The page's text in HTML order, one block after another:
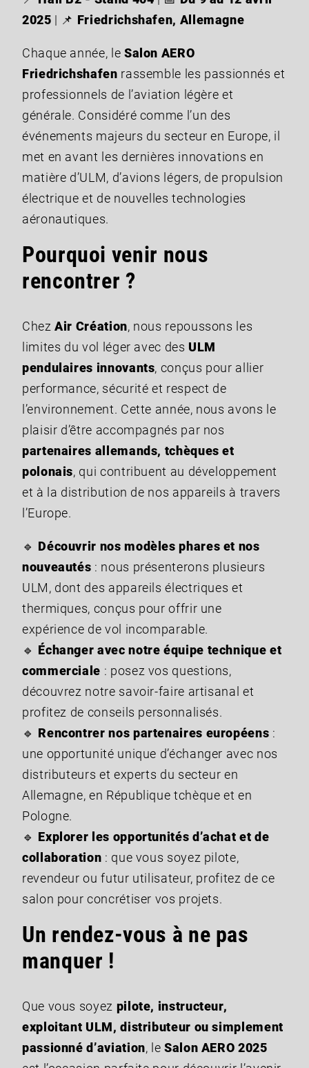
2025 | 📌 Friedrichshafen, Allemagne
Chaque année, le Salon AERO
Friedrichshafen rassemble les passionnés et
professionnels de l’aviation légère et
générale. Considéré comme l’un des
événements majeurs du secteur en Europe, il
met en avant les dernières innovations en
matière d’ULM, d’avions légers, de propulsion
électrique et de nouvelles technologies
aéronautiques.
Pourquoi venir nous
rencontrer ?
ChezAir Création, nous repoussons les
limites du vol léger avec des ULM
pendulaires innovants, conçus pour allier
performance, sécurité et respect de
l’environnement. Cette année, nous avons le
plaisir d’être accompagnés par nos
partenaires allemands, tchèques et
polonais, qui contribuent au développement
et à la distribution de nos appareils à travers
l’Europe.
🔹 Découvrir nos modèles phares et nos
nouveautés : nous présenterons plusieurs
ULM, dont des appareils électriques et
thermiques, conçus pour offrir une
expérience de vol incomparable.
🔹 Échanger avec notre équipe technique et
commerciale : posez vos questions,
découvrez notre savoir-faire artisanal et
profitez de conseils personnalisés.
🔹 Rencontrer nos partenaires européens :
une opportunité unique d’échanger avec nos
distributeurs et experts du secteur en
Allemagne, en République tchèque et en
Pologne.
🔹 Explorer les opportunités d’achat et de
collaboration : que vous soyez pilote,
revendeur ou futur utilisateur, profitez de ce
salon pour concrétiser vos projets.
Un rendez-vous à ne pas
manquer !
Que vous soyez pilote, instructeur,
exploitant ULM, distributeur ou simplement
passionné d’aviation, leSalon AERO 2025